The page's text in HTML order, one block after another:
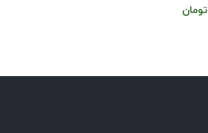
تومان